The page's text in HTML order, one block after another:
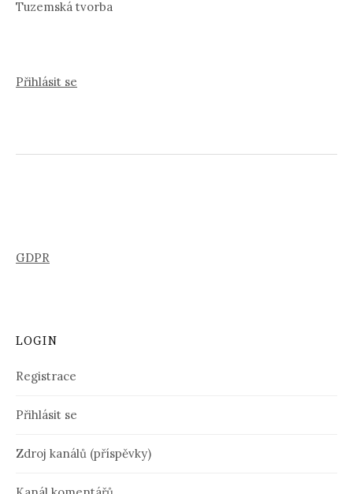
Tuzemská tvorba
Přihlásit se
GDPR
LOGIN
Registrace
Přihlásit se
Zdroj kanálů (příspěvky)